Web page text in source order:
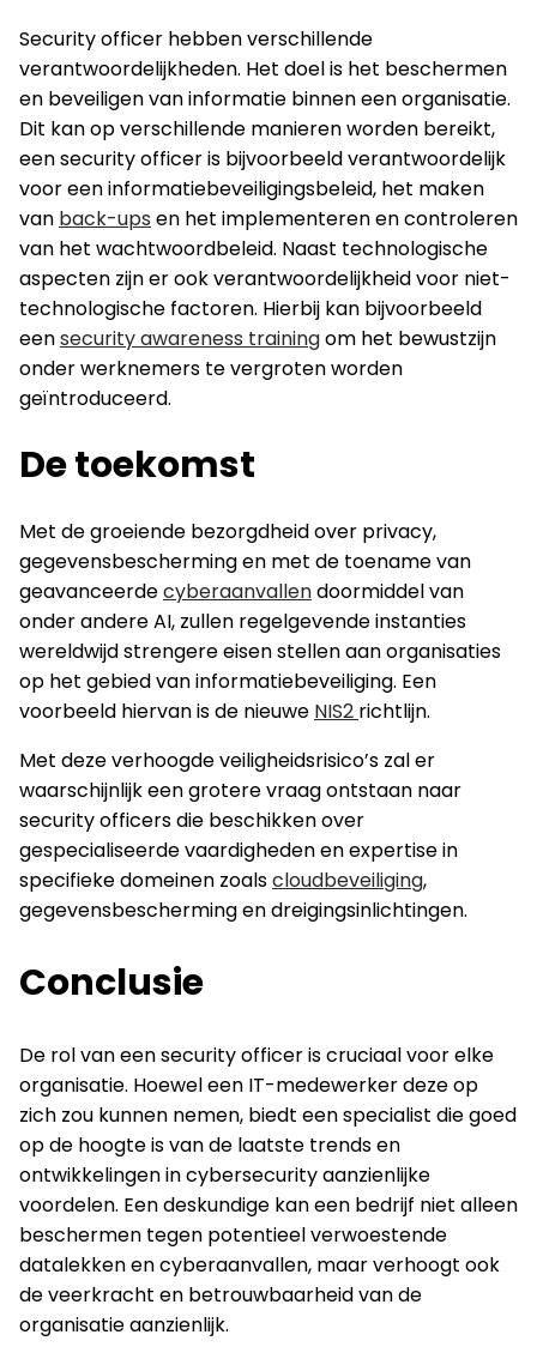
Security officer hebben verschillende
verantwoordelijkheden. Het doel is het beschermen
en beveiligen van informatie binnen een organisatie.
Dit kan op verschillende manieren worden bereikt,
een security officer is bijvoorbeeld verantwoordelijk
voor een informatiebeveiligingsbeleid, het maken
van back-ups en het implementeren en controleren
van het wachtwoordbeleid. Naast technologische
aspecten zijn er ook verantwoordelijkheid voor niet-
technologische factoren. Hierbij kan bijvoorbeeld
eensecurity awareness trainingom het bewustzijn
onder werknemers te vergroten worden
geïntroduceerd.
De toekomst
Met de groeiende bezorgdheid over privacy,
gegevensbescherming en met de toename van
geavanceerdecyberaanvallendoormiddel van
onder andere AI, zullen regelgevende instanties
wereldwijd strengere eisen stellen aan organisaties
op het gebied van informatiebeveiliging. Een
voorbeeld hiervan is de nieuwe NIS2 richtlijn.
Met deze verhoogde veiligheidsrisico’s zal er
waarschijnlijk een grotere vraag ontstaan naar
security officers die beschikken over
gespecialiseerde vaardigheden en expertise in
specifieke domeinen zoalscloudbeveiliging,
gegevensbescherming en dreigingsinlichtingen.
Conclusie
De rol van een security officer is cruciaal voor elke
organisatie. Hoewel een IT-medewerker deze op
zich zou kunnen nemen, biedt een specialist die goed
op de hoogte is van de laatste trends en
ontwikkelingen in cybersecurity aanzienlijke
voordelen. Een deskundige kan een bedrijf niet alleen
beschermen tegen potentieel verwoestende
datalekken en cyberaanvallen, maar verhoogt ook
de veerkracht en betrouwbaarheid van de
organisatie aanzienlijk.